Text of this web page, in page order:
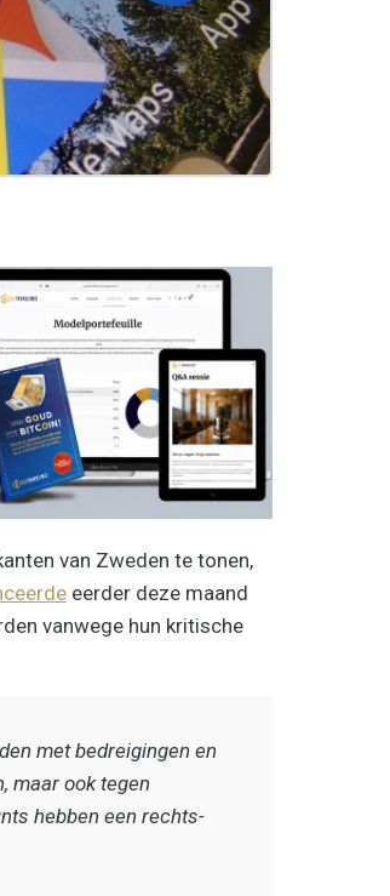
van Zweden te tonen,
eerder deze maand
vanwege hun kritische
met bedreigingen en
maar ook tegen
hebben een rechts-